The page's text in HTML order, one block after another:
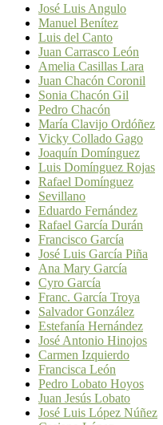
José Luis Angulo
Manuel Benítez
Luis del Canto
Juan Carrasco León
Amelia Casillas Lara
Juan Chacón Coronil
Sonia Chacón Gil
Pedro Chacón
María Clavijo Ordóñez
Vicky Collado Gago
Joaquín Domínguez
Luis Domínguez Rojas
Rafael Domínguez
Sevillano
Eduardo Fernández
Rafael García Durán
Francisco García
José Luis García Piña
Ana Mary García
Cyro García
Franc. García Troya
Salvador González
Estefanía Hernández
José Antonio Hinojos
Carmen Izquierdo
Francisca León
Pedro Lobato Hoyos
Juan Jesús Lobato
José Luis López Núñez